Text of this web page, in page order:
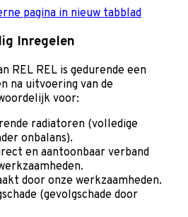
pagina in nieuw tabblad
Inregelen
REL REL is gedurende een
na uitvoering van de
voor:
radiatoren (volledige
onbalans).
en aantoonbaar verband
door onze werkzaamheden.
(gevolgschade door